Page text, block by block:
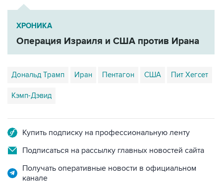
ХРОНИКА
Операция Израиля и США против Ирана
Дональд Трамп Иран Пентагон США Пит Хегсет
Кэмп-Дэвид
Подписаться на рассылку главных новостей сайта
Получать оперативные новости в официальном